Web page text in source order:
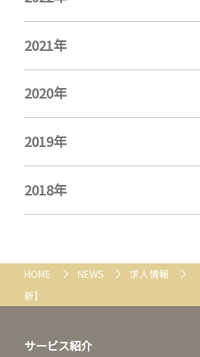
2021年
2020年
2019年
2018年
HOME NEWS 求人情報
新】
サービス紹介